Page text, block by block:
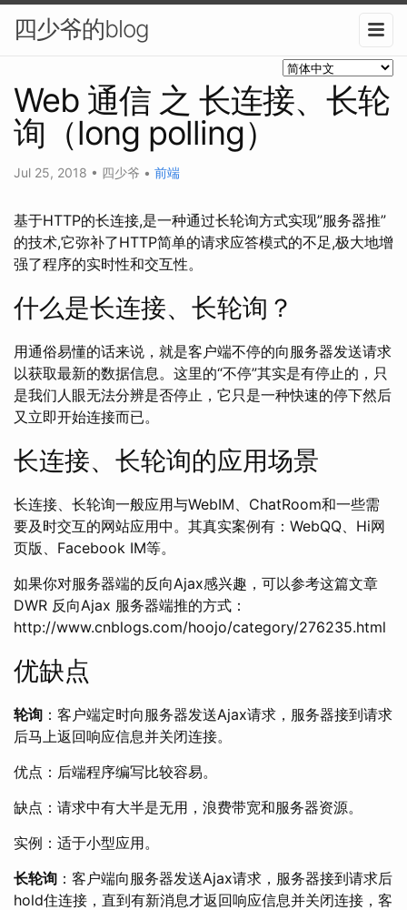
四少爷的blog
Web 通信 之 长连接、长轮
询（long polling）
Jul 25, 2018 • 四少爷 • 前端
基于HTTP的长连接,是一种通过长轮询方式实现”服务器推”
的技术,它弥补了HTTP简单的请求应答模式的不足,极大地增
强了程序的实时性和交互性。
什么是长连接、长轮询？
用通俗易懂的话来说，就是客户端不停的向服务器发送请求
以获取最新的数据信息。这里的“不停”其实是有停止的，只
是我们人眼无法分辨是否停止，它只是一种快速的停下然后
又立即开始连接而已。
长连接、长轮询的应用场景
长连接、长轮询一般应用与WebIM、ChatRoom和一些需
要及时交互的网站应用中。其真实案例有：WebQQ、Hi网
页版、Facebook IM等。
如果你对服务器端的反向Ajax感兴趣，可以参考这篇文章
DWR 反向Ajax 服务器端推的方式：
http://www.cnblogs.com/hoojo/category/276235.html
优缺点
轮询 ：客户端定时向服务器发送Ajax请求，服务器接到请求
后马上返回响应信息并关闭连接。
优点：后端程序编写比较容易。
缺点：请求中有大半是无用，浪费带宽和服务器资源。
实例：适于小型应用。
长轮询 ：客户端向服务器发送Ajax请求，服务器接到请求后
hold住连接，直到有新消息才返回响应信息并关闭连接，客